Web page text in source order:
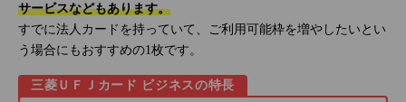
サービスなどもあります。
すでに法人カードを持っていて、ご利用可能枠を増やしたいとい
う場合にもおすすめの1枚です。
三菱ＵＦＪカード ビジネスの特長